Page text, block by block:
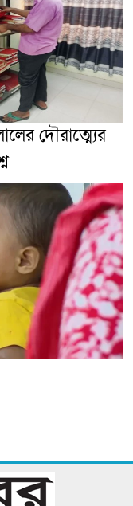
দৌরাত্ম্যের